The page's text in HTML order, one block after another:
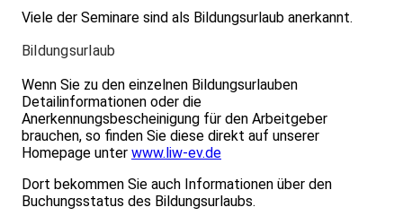
Viele der Seminare sind als Bildungsurlaub anerkannt.
Bildungsurlaub
Wenn Sie zu den einzelnen Bildungsurlauben
Detailinformationen oder die
Anerkennungsbescheinigung für den Arbeitgeber
brauchen, so finden Sie diese direkt auf unserer
Homepage unter www.liw-ev.de
Dort bekommen Sie auch Informationen über den
Buchungsstatus des Bildungsurlaubs.